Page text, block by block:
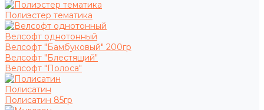
Полиэстер тематика
Велсофт однотонный
Велсофт "Бамбуковый" 200гр
Велсофт "Блестящий"
Велсофт "Полоса"
Полисатин
Полисатин 85гр